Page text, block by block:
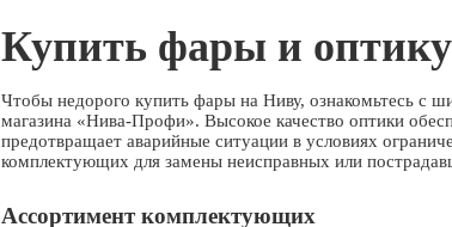
Купить фары и
Чтобы недорого купить фары на Ниву, ознакомьтесь с
магазина «Нива-Профи». Высокое качество оптики
предотвращает аварийные ситуации в условиях
комплектующих для замены неисправных или
Ассортимент комплектующих